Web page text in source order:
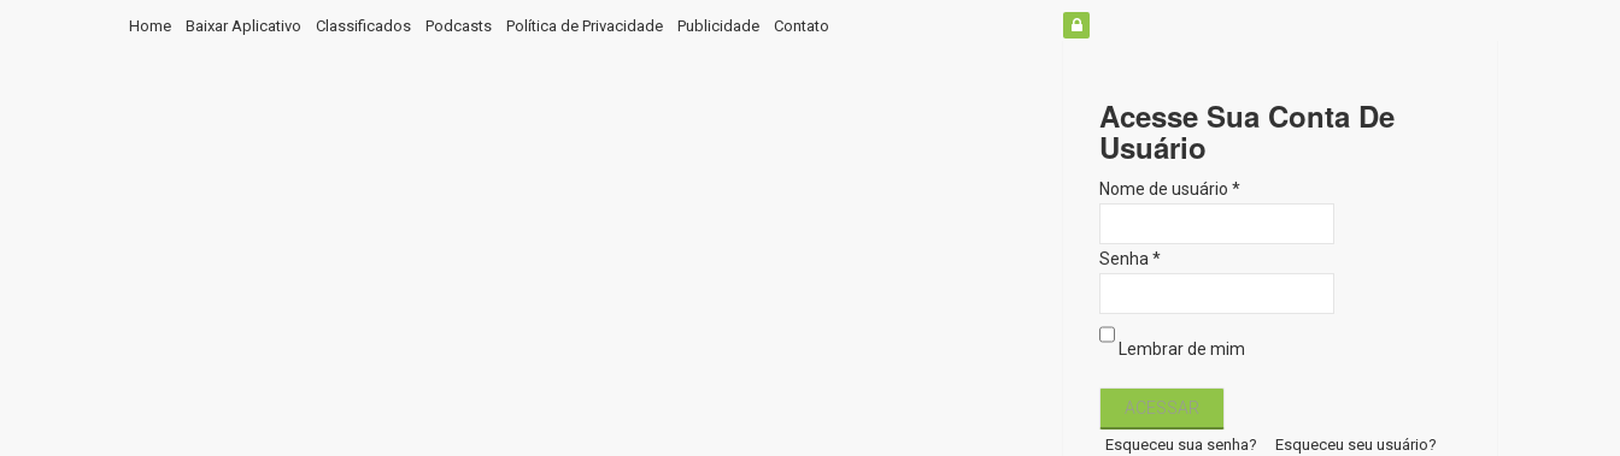
Home Baixar Aplicativo Classificados Podcasts Política de Privacidade Publicidade Contato
Acesse Sua Conta De
Usuário
Nome de usuário *
Senha *
Lembrar de mim
Esqueceu sua senha? Esqueceu seu usuário?